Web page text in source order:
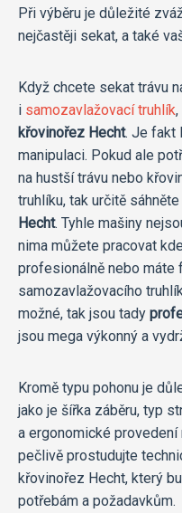
Při výběru je důležité
nejčastěji sekat, a také
Když chcete sekat trávu
i samozavlažovací truhlík
křovinořez Hecht. Je fakt
manipulaci. Pokud ale
na hustší trávu nebo
truhlíku, tak určitě
Hecht. Tyhle mašiny
nima můžete pracovat
profesionálně nebo máte
samozavlažovacího
možné, tak jsou tady
jsou mega výkonný a
Kromě typu pohonu je
jako je šířka záběru, typ
a ergonomické
pečlivě prostudujte
křovinořez Hecht, který
potřebám a požadavkům.